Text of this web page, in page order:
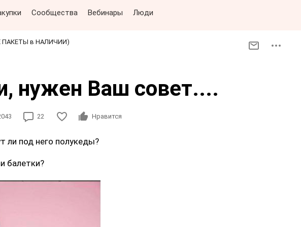
Сообщества Вебинары Люди
ПАКЕТЫ в НАЛИЧИИ)
нужен Ваш совет....
22 Нравится
ли под него полукеды?
балетки?